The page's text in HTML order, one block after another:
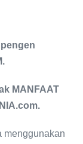
.
MANFAAT
menggunakan